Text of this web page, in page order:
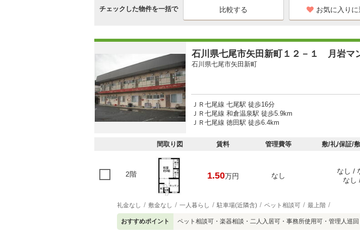
チェックした物件を一括で お気に入りに
石川県七尾市矢田新町１２－１ 月岩マ
石川県七尾市矢田新町
ＪＲ七尾線 七尾駅 徒歩16分
ＪＲ七尾線 和倉温泉駅 徒歩5.9km
ＪＲ七尾線 徳田駅 徒歩6.4km
間取り図 賃料 管理費等 敷/礼/保証/
2階 1.50万円 なし
なし /
なし
礼金なし 敷金なし 一人暮らし 駐車場(近隣含) ペット相談可 最上階
おすすめポイント ペット相談可・楽器相談・二人入居可・事務所使用可・管理人巡